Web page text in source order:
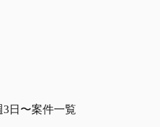
3日〜案件一覧